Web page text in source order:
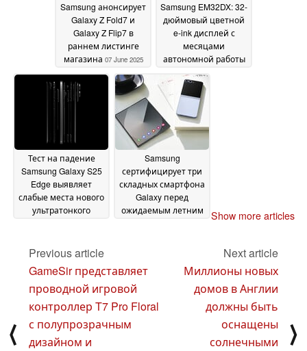
Samsung анонсирует
Galaxy Z Fold7 и
Galaxy Z Flip7 в
раннем листинге
магазина 07 June 2025
Samsung EM32DX: 32-
дюймовый цветной
e-ink дисплей с
месяцами
автономной работы
уже в продаже
2025
Тест на падение
Samsung Galaxy S25
Edge выявляет
слабые места нового
ультратонкого
Samsung
сертифицирует три
складных смартфона
Galaxy перед
ожидаемым летним
Show more articles
⟨
Previous article
GameSir представляет
проводной игровой
контроллер T7 Pro Floral
с полупрозрачным
дизайном и
Next article
Миллионы новых
домов в Англии
должны быть
оснащены
солнечными
⟩